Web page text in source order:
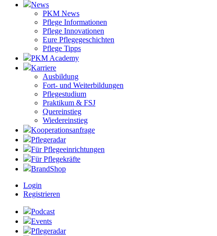
News
PKM News
Pflege Informationen
Pflege Innovationen
Eure Pflegegeschichten
Pflege Tipps
PKM Academy
Karriere
Ausbildung
Fort- und Weiterbildungen
Pflegestudium
Praktikum & FSJ
Quereinstieg
Wiedereinstieg
Kooperationsanfrage
Pflegeradar
Für Pflegeeinrichtungen
Für Pflegekräfte
BrandShop
Login
Registrieren
Podcast
Events
Pflegeradar